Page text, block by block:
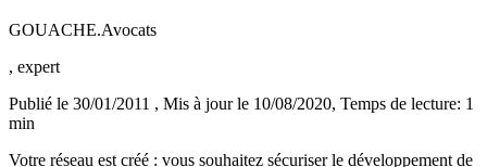
GOUACHE.Avocats
, expert
Publié le 30/01/2011 , Mis à jour le 10/08/2020, Temps de lecture: 1
min
Votre réseau est créé : vous souhaitez sécuriser le développement de